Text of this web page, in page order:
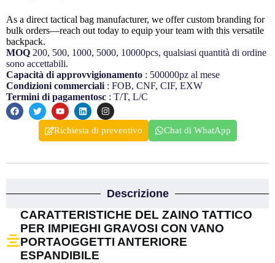
As a direct tactical bag manufacturer, we offer custom branding for
bulk orders—reach out today to equip your team with this versatile
backpack.
MOQ 200, 500, 1000, 5000, 10000pcs, qualsiasi quantità di ordine
sono accettabili.
Capacità di approvvigionamento : 500000pz al mese
Condizioni commerciali : FOB, CNF, CIF, EXW
Termini di pagamentosc : T/T, L/C
Richiesta di preventivo Chat di WhatApp
Descrizione
CARATTERISTICHE DEL ZAINO TATTICO
PER IMPIEGHI GRAVOSI CON VANO
PORTAOGGETTI ANTERIORE
ESPANDIBILE